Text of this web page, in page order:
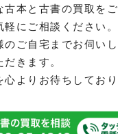
古本と古書の買取を
にご相談ください。
のご自宅までお伺い
きます。
よりお待ちしており